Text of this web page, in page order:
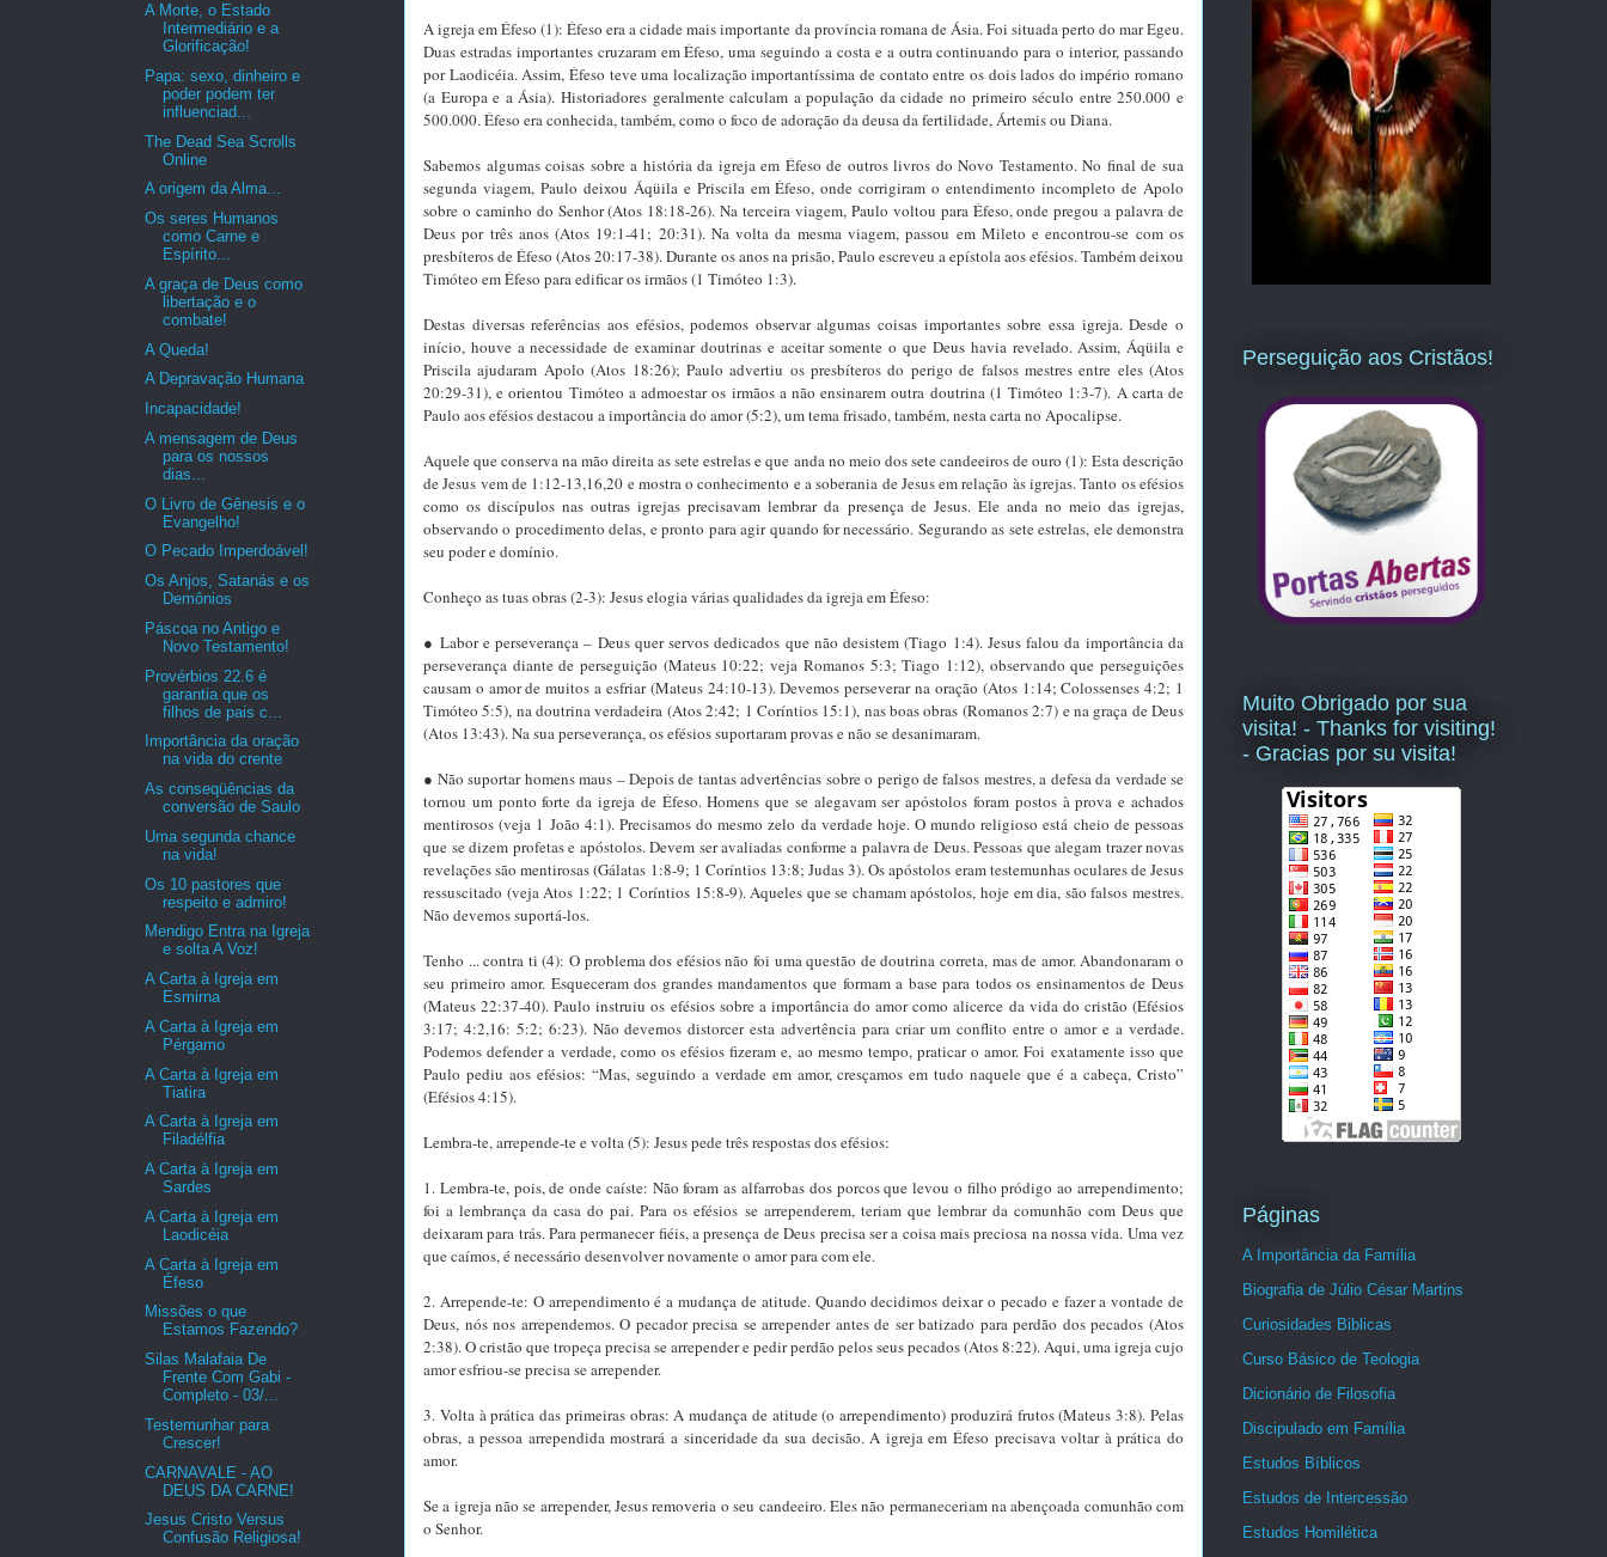
A igreja em Éfeso (1): Éfeso era a cidade mais importante da província romana de Ásia. Foi situada perto do mar Egeu.
Duas estradas importantes cruzaram em Éfeso, uma seguindo a costa e a outra continuando para o interior, passando
por Laodicéia. Assim, Éfeso teve uma localização importantíssima de contato entre os dois lados do império romano
(a Europa e a Ásia). Historiadores geralmente calculam a população da cidade no primeiro século entre 250.000 e
500.000. Éfeso era conhecida, também, como o foco de adoração da deusa da fertilidade, Ártemis ou Diana.
Sabemos algumas coisas sobre a história da igreja em Éfeso de outros livros do Novo Testamento. No final de sua
segunda viagem, Paulo deixou Áqüila e Priscila em Éfeso, onde corrigiram o entendimento incompleto de Apolo
sobre o caminho do Senhor (Atos 18:18-26). Na terceira viagem, Paulo voltou para Éfeso, onde pregou a palavra de
Deus por três anos (Atos 19:1-41; 20:31). Na volta da mesma viagem, passou em Mileto e encontrou-se com os
presbíteros de Éfeso (Atos 20:17-38). Durante os anos na prisão, Paulo escreveu a epístola aos efésios. Também deixou
Timóteo em Éfeso para edificar os irmãos (1 Timóteo 1:3).
Destas diversas referências aos efésios, podemos observar algumas coisas importantes sobre essa igreja. Desde o
início, houve a necessidade de examinar doutrinas e aceitar somente o que Deus havia revelado. Assim, Áqüila e
Priscila ajudaram Apolo (Atos 18:26); Paulo advertiu os presbíteros do perigo de falsos mestres entre eles (Atos
20:29-31), e orientou Timóteo a admoestar os irmãos a não ensinarem outra doutrina (1 Timóteo 1:3-7). A carta de
Paulo aos efésios destacou a importância do amor (5:2), um tema frisado, também, nesta carta no Apocalipse.
Aquele que conserva na mão direita as sete estrelas e que anda no meio dos sete candeeiros de ouro (1): Esta descrição
de Jesus vem de 1:12-13,16,20 e mostra o conhecimento e a soberania de Jesus em relação às igrejas. Tanto os efésios
como os discípulos nas outras igrejas precisavam lembrar da presença de Jesus. Ele anda no meio das igrejas,
observando o procedimento delas, e pronto para agir quando for necessário. Segurando as sete estrelas, ele demonstra
seu poder e domínio.
Conheço as tuas obras (2-3): Jesus elogia várias qualidades da igreja em Éfeso:
● Labor e perseverança – Deus quer servos dedicados que não desistem (Tiago 1:4). Jesus falou da importância da
perseverança diante de perseguição (Mateus 10:22; veja Romanos 5:3; Tiago 1:12), observando que perseguições
causam o amor de muitos a esfriar (Mateus 24:10-13). Devemos perseverar na oração (Atos 1:14; Colossenses 4:2; 1
Timóteo 5:5), na doutrina verdadeira (Atos 2:42; 1 Coríntios 15:1), nas boas obras (Romanos 2:7) e na graça de Deus
(Atos 13:43). Na sua perseverança, os efésios suportaram provas e não se desanimaram.
● Não suportar homens maus – Depois de tantas advertências sobre o perigo de falsos mestres, a defesa da verdade se
tornou um ponto forte da igreja de Éfeso. Homens que se alegavam ser apóstolos foram postos à prova e achados
mentirosos (veja 1 João 4:1). Precisamos do mesmo zelo da verdade hoje. O mundo religioso está cheio de pessoas
que se dizem profetas e apóstolos. Devem ser avaliadas conforme a palavra de Deus. Pessoas que alegam trazer novas
revelações são mentirosas (Gálatas 1:8-9; 1 Coríntios 13:8; Judas 3). Os apóstolos eram testemunhas oculares de Jesus
ressuscitado (veja Atos 1:22; 1 Coríntios 15:8-9). Aqueles que se chamam apóstolos, hoje em dia, são falsos mestres.
Não devemos suportá-los.
Tenho ... contra ti (4): O problema dos efésios não foi uma questão de doutrina correta, mas de amor. Abandonaram o
seu primeiro amor. Esqueceram dos grandes mandamentos que formam a base para todos os ensinamentos de Deus
(Mateus 22:37-40). Paulo instruiu os efésios sobre a importância do amor como alicerce da vida do cristão (Efésios
3:17; 4:2,16: 5:2; 6:23). Não devemos distorcer esta advertência para criar um conflito entre o amor e a verdade.
Podemos defender a verdade, como os efésios fizeram e, ao mesmo tempo, praticar o amor. Foi exatamente isso que
Paulo pediu aos efésios: “Mas, seguindo a verdade em amor, cresçamos em tudo naquele que é a cabeça, Cristo”
(Efésios 4:15).
Lembra-te, arrepende-te e volta (5): Jesus pede três respostas dos efésios:
1. Lembra-te, pois, de onde caíste: Não foram as alfarrobas dos porcos que levou o filho pródigo ao arrependimento;
foi a lembrança da casa do pai. Para os efésios se arrependerem, teriam que lembrar da comunhão com Deus que
deixaram para trás. Para permanecer fiéis, a presença de Deus precisa ser a coisa mais preciosa na nossa vida. Uma vez
que caímos, é necessário desenvolver novamente o amor para com ele.
2. Arrepende-te: O arrependimento é a mudança de atitude. Quando decidimos deixar o pecado e fazer a vontade de
Deus, nós nos arrependemos. O pecador precisa se arrepender antes de ser batizado para perdão dos pecados (Atos
2:38). O cristão que tropeça precisa se arrepender e pedir perdão pelos seus pecados (Atos 8:22). Aqui, uma igreja cujo
amor esfriou-se precisa se arrepender.
3. Volta à prática das primeiras obras: A mudança de atitude (o arrependimento) produzirá frutos (Mateus 3:8). Pelas
obras, a pessoa arrependida mostrará a sinceridade da sua decisão. A igreja em Éfeso precisava voltar à prática do
amor.
Se a igreja não se arrepender, Jesus removeria o seu candeeiro. Eles não permaneceriam na abençoada comunhão com
o Senhor.
A Morte, o Estado
Intermediário e a
Glorificação!
Papa: sexo, dinheiro e
poder podem ter
influenciad...
The Dead Sea Scrolls
Online
A origem da Alma...
Os seres Humanos
como Carne e
Espírito...
A graça de Deus como
libertação e o
combate!
A Queda!
A Depravação Humana
Incapacidade!
A mensagem de Deus
para os nossos
dias...
O Livro de Gênesis e o
Evangelho!
O Pecado Imperdoável!
Os Anjos, Satanás e os
Demônios
Páscoa no Antigo e
Novo Testamento!
Provérbios 22.6 é
garantia que os
filhos de pais c...
Importância da oração
na vida do crente
As conseqüências da
conversão de Saulo
Uma segunda chance
na vida!
Os 10 pastores que
respeito e admiro!
Mendigo Entra na Igreja
e solta A Voz!
A Carta à Igreja em
Esmirna
A Carta à Igreja em
Pérgamo
A Carta à Igreja em
Tiatira
A Carta à Igreja em
Filadélfia
A Carta à Igreja em
Sardes
A Carta à Igreja em
Laodicéia
A Carta à Igreja em
Éfeso
Missões o que
Estamos Fazendo?
Silas Malafaia De
Frente Com Gabi -
Completo - 03/...
Testemunhar para
Crescer!
CARNAVALE - AO
DEUS DA CARNE!
Jesus Cristo Versus
Confusão Religiosa!
Perseguição aos Cristãos!
Muito Obrigado por sua
visita! - Thanks for visiting!
- Gracias por su visita!
Páginas
A Importância da Família
Biografia de Júlio César Martins
Curiosidades Biblicas
Curso Básico de Teologia
Dicionário de Filosofia
Discipulado em Família
Estudos Bíblicos
Estudos de Intercessão
Estudos Homilética